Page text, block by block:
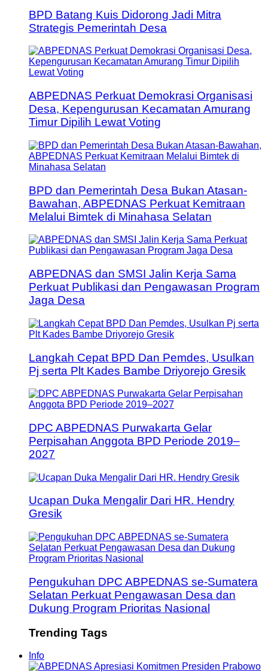
BPD Batang Kuis Didorong Jadi Mitra
Strategis Pemerintah Desa
ABPEDNAS Perkuat Demokrasi Organisasi
Desa, Kepengurusan Kecamatan Amurang
Timur Dipilih Lewat Voting
BPD dan Pemerintah Desa Bukan Atasan-
Bawahan, ABPEDNAS Perkuat Kemitraan
Melalui Bimtek di Minahasa Selatan
ABPEDNAS dan SMSI Jalin Kerja Sama
Perkuat Publikasi dan Pengawasan Program
Jaga Desa
Langkah Cepat BPD Dan Pemdes, Usulkan
Pj serta Plt Kades Bambe Driyorejo Gresik
DPC ABPEDNAS Purwakarta Gelar
Perpisahan Anggota BPD Periode 2019–
2027
Ucapan Duka Mengalir Dari HR. Hendry
Gresik
Pengukuhan DPC ABPEDNAS se-Sumatera
Selatan Perkuat Pengawasan Desa dan
Dukung Program Prioritas Nasional
Trending Tags
Info